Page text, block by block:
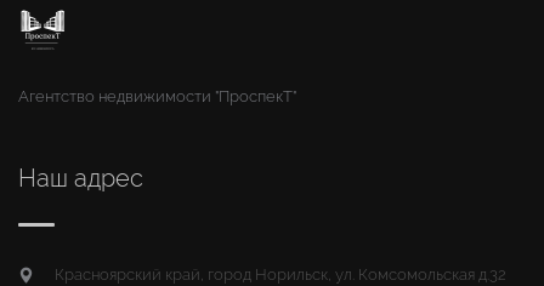
Агентство недвижимости "ПроспекТ"
Наш адрес
Красноярский край, город Норильск, ул. Комсомольская д.32